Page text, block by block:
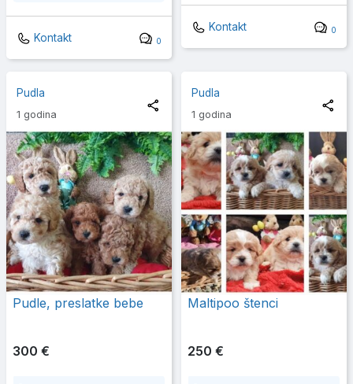
Kontakt 0
Kontakt 0
Pudla
1 godina
Pudle, preslatke bebe
300 €
Pudla
1 godina
Maltipoo štenci
250 €